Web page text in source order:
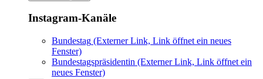
Instagram-Kanäle
Bundestag (Externer Link, Link öffnet ein neues
Fenster)
Bundestagspräsidentin (Externer Link, Link öffnet ein
neues Fenster)